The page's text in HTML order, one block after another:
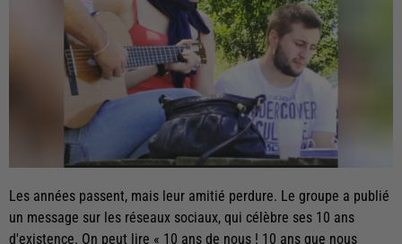
Les années passent, mais leur amitié perdure. Le groupe a publié
un message sur les réseaux sociaux, qui célèbre ses 10 ans
d'existence. On peut lire « 10 ans de nous ! 10 ans que nous